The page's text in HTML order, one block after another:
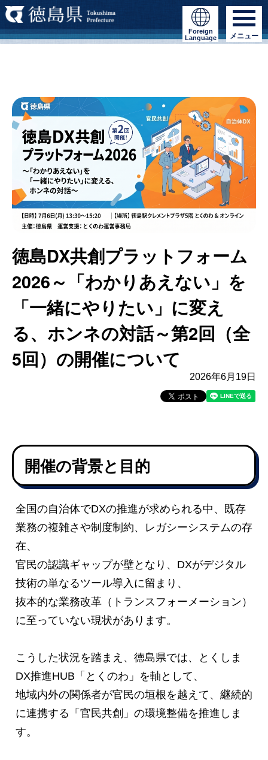
Foreign
Language
メニュー
徳島DX共創プラットフォーム
2026～「わかりあえない」を
「一緒にやりたい」に変え
る、ホンネの対話～第2回（全
5回）の開催について
2026年6月19日
開催の背景と目的
全国の自治体でDXの推進が求められる中、既存
業務の複雑さや制度制約、レガシーシステムの存
在、
官民の認識ギャップが壁となり、DXがデジタル
技術の単なるツール導入に留まり、
抜本的な業務改革（トランスフォーメーション）
に至っていない現状があります。
こうした状況を踏まえ、徳島県では、とくしま
DX推進HUB「とくのわ」を軸として、
地域内外の関係者が官民の垣根を越えて、継続的
に連携する「官民共創」の環境整備を推進しま
す。